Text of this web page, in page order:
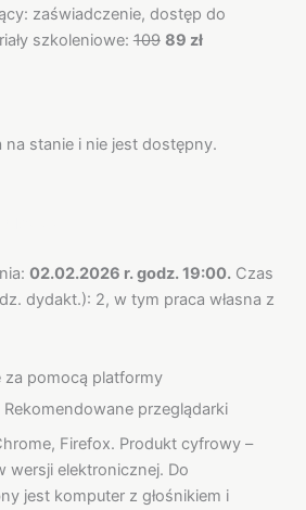
zaświadczenie, dostęp do
szkoleniowe:109 89 zł
na stanie i nie jest dostępny.
02.02.2026 r. godz. 19:00. Czas
dydakt.): 2, w tym praca własna z
za pomocą platformy
Rekomendowane przeglądarki
Firefox. Produkt cyfrowy –
wersji elektronicznej. Do
jest komputer z głośnikiem i